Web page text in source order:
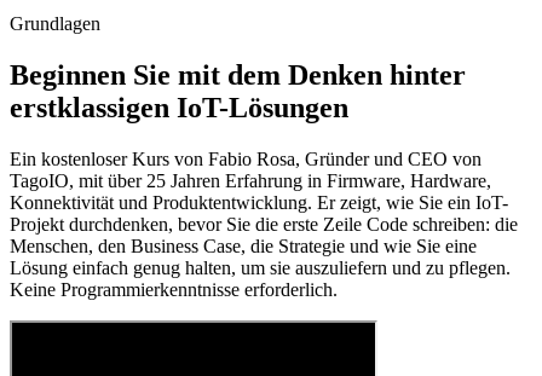
Grundlagen
Beginnen Sie mit dem Denken hinter
erstklassigen IoT-Lösungen
Ein kostenloser Kurs von Fabio Rosa, Gründer und CEO von
TagoIO, mit über 25 Jahren Erfahrung in Firmware, Hardware,
Konnektivität und Produktentwicklung. Er zeigt, wie Sie ein IoT-
Projekt durchdenken, bevor Sie die erste Zeile Code schreiben: die
Menschen, den Business Case, die Strategie und wie Sie eine
Lösung einfach genug halten, um sie auszuliefern und zu pflegen.
Keine Programmierkenntnisse erforderlich.